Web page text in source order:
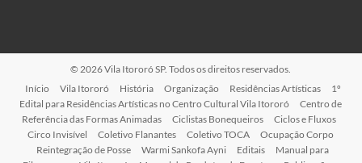
© 2026 Vila Itororó SP. Todos os direitos reservados.
Início
Vila Itororó História Organização Residências Artísticas
1º
Edital para Residências Artísticas no Centro Cultural Vila Itororó
Centro de
Referência das Formas Animadas
Ciclistas Bonequeiros
Ciclos e Fluxos
Circo Invisível
Coletivo Flanantes Coletivo TOCA
Ocupação Corpo
Reintegração de Posse
Warmi Sankofa Ayni Editais
Manual para